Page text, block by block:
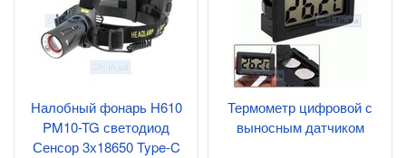
Налобный фонарь H610
PM10-TG светодиод
Сенсор 3х18650 Type-C
Термометр цифровой с
выносным датчиком